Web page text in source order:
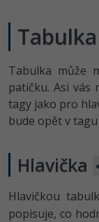
Tabulka může
patičku. Asi vás
tagy jako pro
bude opět v tagu
Hlavička
Hlavičkou
popisuje, co